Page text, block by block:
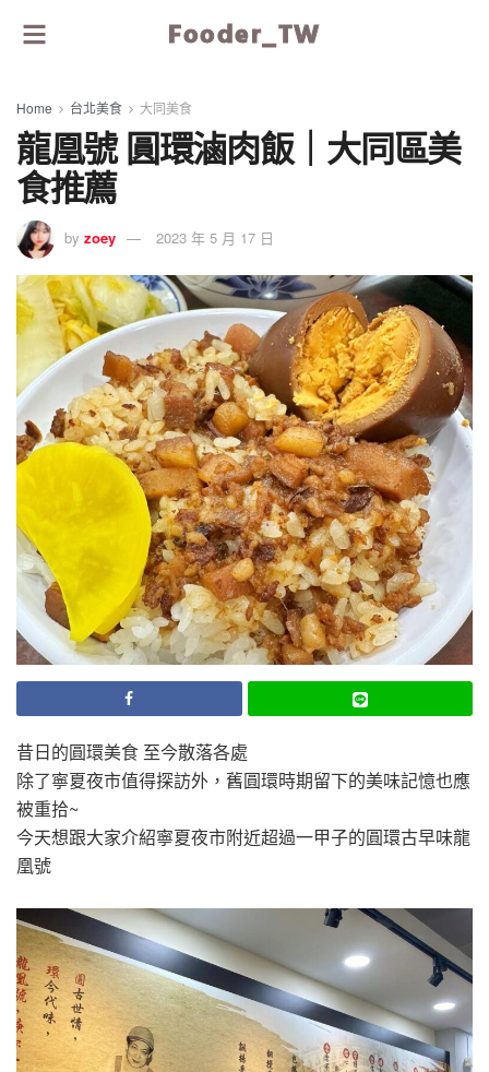
Fooder_TW
Home 台北美食 大同美食
龍凰號 圓環滷肉飯｜大同區美
食推薦
by zoey 2023 年 5 月 17 日
昔日的圓環美食 至今散落各處
除了寧夏夜市值得探訪外，舊圓環時期留下的美味記憶也應
被重拾~
今天想跟大家介紹寧夏夜市附近超過一甲子的圓環古早味龍
凰號